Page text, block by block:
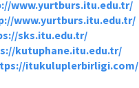
www.yurtburs.itu.edu.tr/
www.yurtburs.itu.edu.tr/
sks.itu.edu.tr/
kutuphane.itu.edu.tr/
itukuluplerbirligi.com/